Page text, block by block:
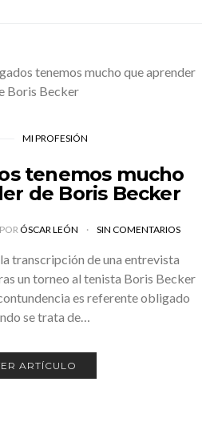
MI PROFESIÓN
tenemos mucho
de Boris Becker
PORÓSCAR LEÓN SIN COMENTARIOS
transcripción de una entrevista
un torneo al tenista Boris Becker
es referente obligado
se trata de…
ARTÍCULO